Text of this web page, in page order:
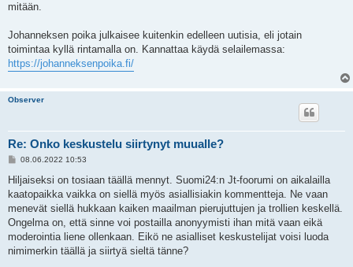
mitään.
Johanneksen poika julkaisee kuitenkin edelleen uutisia, eli jotain
toimintaa kyllä rintamalla on. Kannattaa käydä selailemassa:
https://johanneksenpoika.fi/
Observer
Re: Onko keskustelu siirtynyt muualle?
V
e
s
t
i
08.06.2022 10:53
Hiljaiseksi on tosiaan täällä mennyt. Suomi24:n Jt-foorumi on aikalailla
kaatopaikka vaikka on siellä myös asiallisiakin kommentteja. Ne vaan
menevät siellä hukkaan kaiken maailman pierujuttujen ja trollien keskellä.
Ongelma on, että sinne voi postailla anonyymisti ihan mitä vaan eikä
moderointia liene ollenkaan. Eikö ne asialliset keskustelijat voisi luoda
nimimerkin täällä ja siirtyä sieltä tänne?